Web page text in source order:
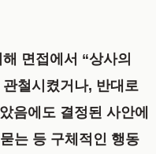
면접에서 “상사의
철시켰거나, 반대로
음에도 결정된 사안에
는 등 구체적인 행동